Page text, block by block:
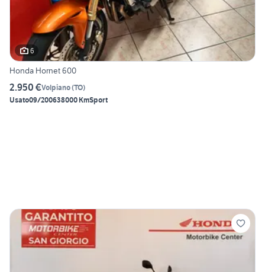
6
Honda Hornet 600
2.950 €Volpiano(TO)
Usato09/200638000 KmSport